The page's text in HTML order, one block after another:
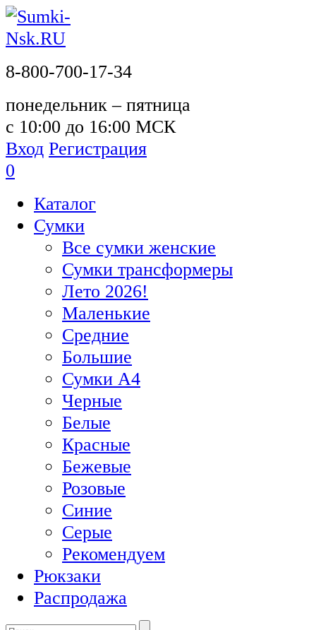
8-800-700-17-34
понедельник – пятница
с 10:00 до 16:00 МСК
Вход Регистрация
0
Каталог
Сумки
Все сумки женские
Сумки трансформеры
Лето 2026!
Маленькие
Средние
Большие
Сумки А4
Черные
Белые
Красные
Бежевые
Розовые
Синие
Серые
Рекомендуем
Рюкзаки
Распродажа